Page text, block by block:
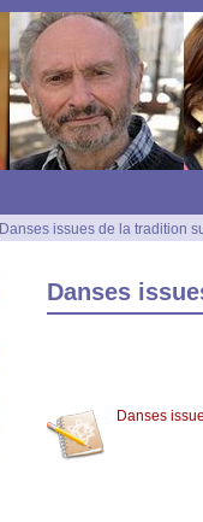
Danses issues de la tradition
Danses
Danses